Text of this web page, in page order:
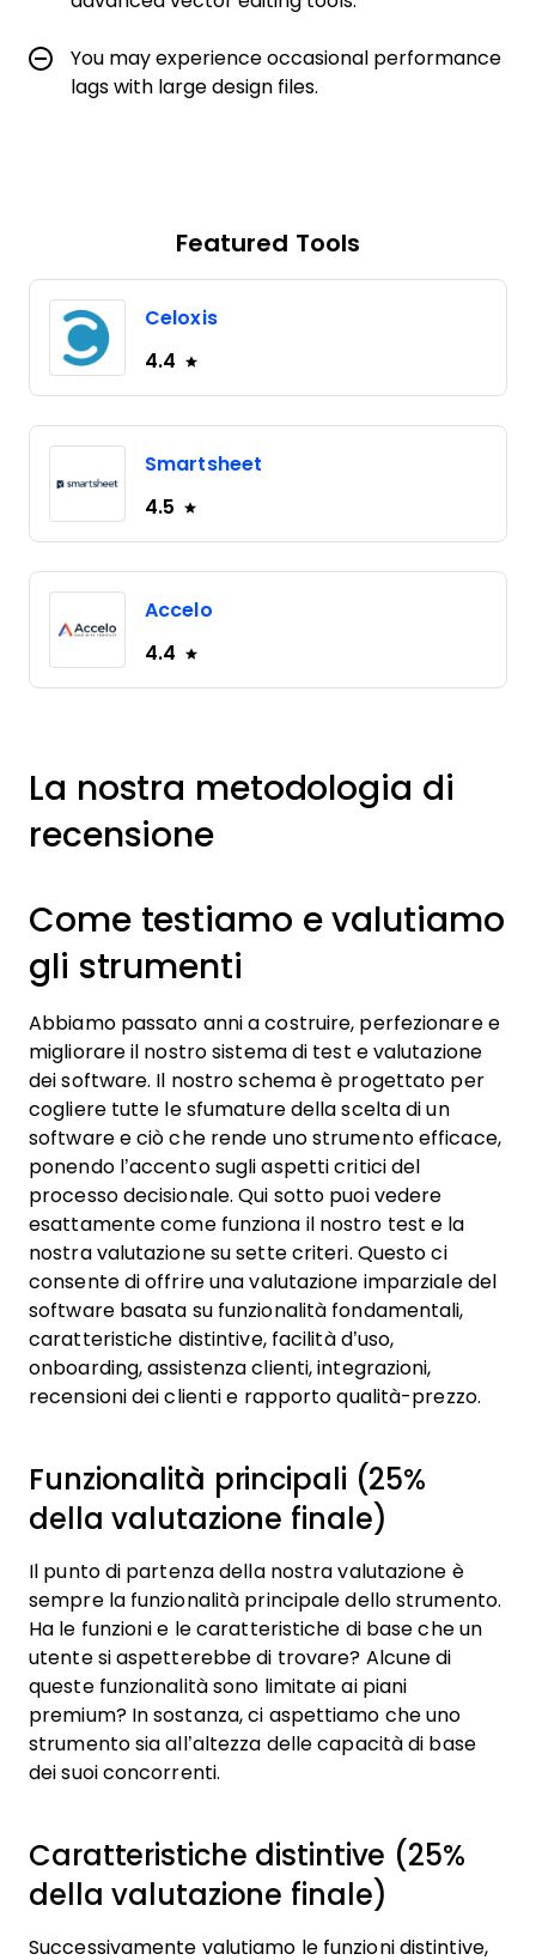
You may experience occasional performance
lags with large design files.
Featured Tools
Celoxis
4.4
Smartsheet
4.5
Accelo
4.4
La nostra metodologia di
recensione
Come testiamo e valutiamo
gli strumenti
Abbiamo passato anni a costruire, perfezionare e
migliorare il nostro sistema di test e valutazione
dei software. Il nostro schema è progettato per
cogliere tutte le sfumature della scelta di un
software e ciò che rende uno strumento efficace,
ponendo l’accento sugli aspetti critici del
processo decisionale. Qui sotto puoi vedere
esattamente come funziona il nostro test e la
nostra valutazione su sette criteri. Questo ci
consente di offrire una valutazione imparziale del
software basata su funzionalità fondamentali,
caratteristiche distintive, facilità d’uso,
onboarding, assistenza clienti, integrazioni,
recensioni dei clienti e rapporto qualità-prezzo.
Funzionalità principali (25%
della valutazione finale)
Il punto di partenza della nostra valutazione è
sempre la funzionalità principale dello strumento.
Ha le funzioni e le caratteristiche di base che un
utente si aspetterebbe di trovare? Alcune di
queste funzionalità sono limitate ai piani
premium? In sostanza, ci aspettiamo che uno
strumento sia all’altezza delle capacità di base
dei suoi concorrenti.
Caratteristiche distintive (25%
della valutazione finale)
Successivamente valutiamo le funzioni distintive,